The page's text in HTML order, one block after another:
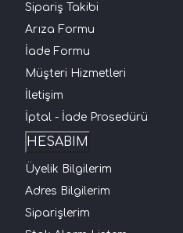
Sipariş Takibi
Arıza Formu
İade Formu
Müşteri Hizmetleri
İletişim
İptal - İade Prosedürü
HESABIM
Üyelik Bilgilerim
Adres Bilgilerim
Siparişlerim